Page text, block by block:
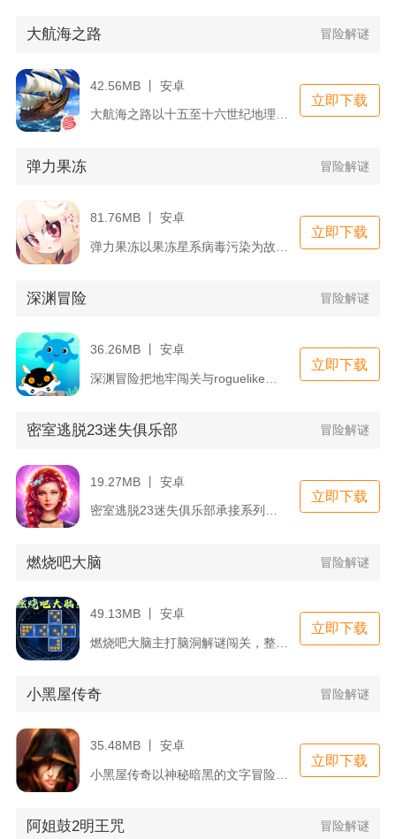
大航海之路 冒险解谜
42.56MB 丨 安卓
大航海之路以十五至十六世纪地理大发现时代为背景，玩家化身不同...
立即下载
弹力果冻 冒险解谜
81.76MB 丨 安卓
立即下载
深渊冒险 冒险解谜
36.26MB 丨 安卓
立即下载
密室逃脱23迷失俱乐部 冒险解谜
19.27MB 丨 安卓
密室逃脱23迷失俱乐部承接系列解谜玩法，主线围绕拯救失踪亲人...
立即下载
燃烧吧大脑 冒险解谜
49.13MB 丨 安卓
立即下载
小黑屋传奇 冒险解谜
35.48MB 丨 安卓
立即下载
阿姐鼓2明王咒 冒险解谜